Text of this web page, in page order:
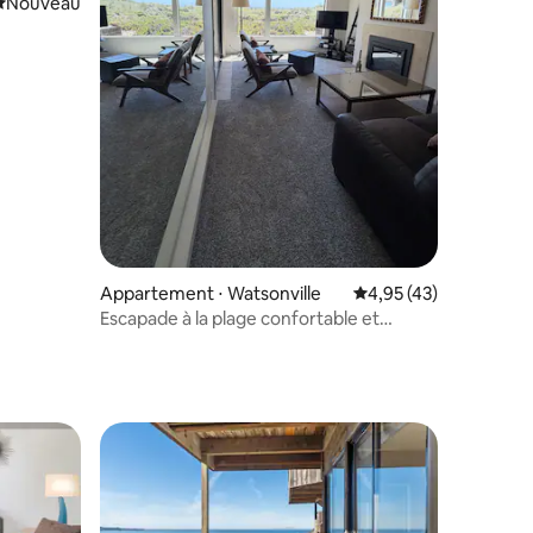
: 4,98 sur 5
Appartement ⋅ Watsonville Évaluation moyenne
4,95 (43)
Escapade à la plage confortable et